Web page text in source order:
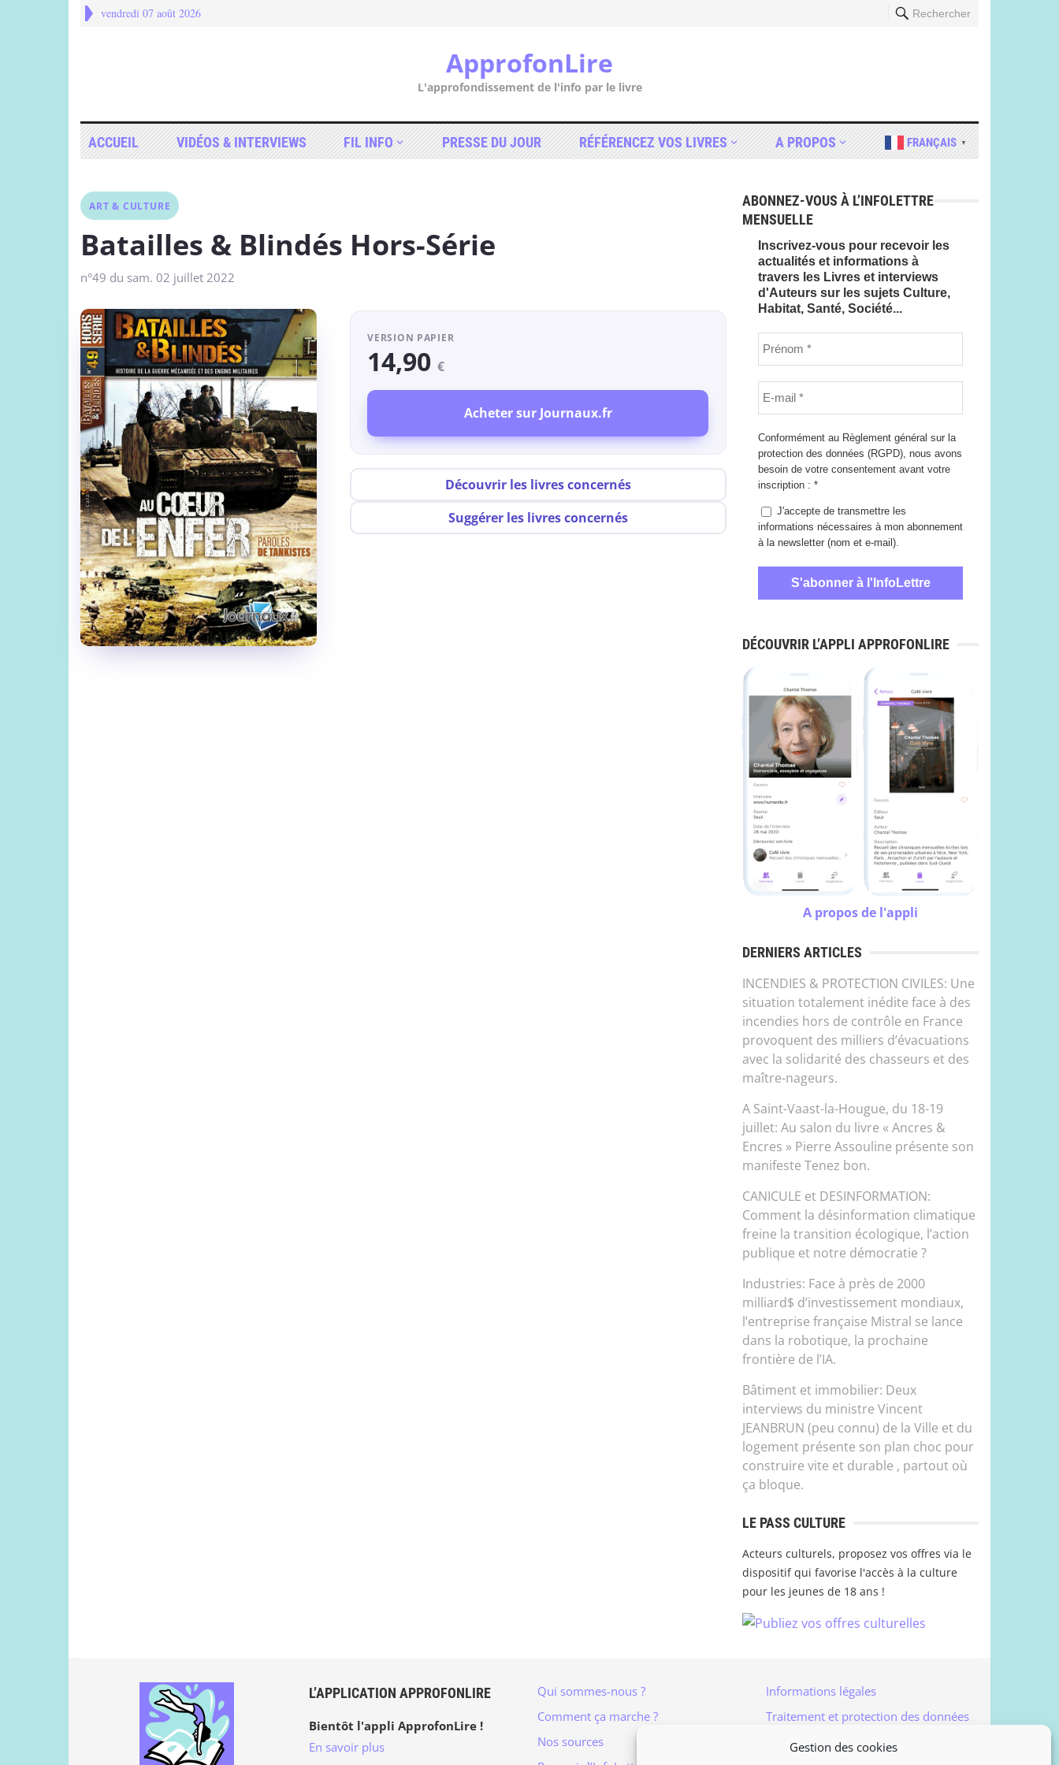
Gestion des cookies
vendredi 07 août 2026 Rechercher
ApprofonLire
L'approfondissement de l'info par le livre
ACCUEIL VIDÉOS & INTERVIEWS FIL INFO PRESSE DU JOUR RÉFÉRENCEZ VOS LIVRES A PROPOS FRANÇAIS ▼
ART & CULTURE
Batailles & Blindés Hors-Série
n°49 du sam. 02 juillet 2022
VERSION PAPIER
14,90€
Acheter sur Journaux.fr
Découvrir les livres concernés
Suggérer les livres concernés
ABONNEZ-VOUS À L’INFOLETTRE
MENSUELLE
Inscrivez-vous pour recevoir les
actualités et informations à
travers les Livres et interviews
d'Auteurs sur les sujets Culture,
Habitat, Santé, Société...
Conformément au Règlement général sur la
protection des données (RGPD), nous avons
besoin de votre consentement avant votre
inscription : *
J'accepte de transmettre les
informations nécessaires à mon abonnement
à la newsletter (nom et e-mail).
DÉCOUVRIR L’APPLI APPROFONLIRE
A propos de l'appli
DERNIERS ARTICLES
INCENDIES & PROTECTION CIVILES: Une
situation totalement inédite face à des
incendies hors de contrôle en France
provoquent des milliers d’évacuations
avec la solidarité des chasseurs et des
maître-nageurs.
A Saint-Vaast-la-Hougue, du 18-19
juillet: Au salon du livre « Ancres &
Encres » Pierre Assouline présente son
manifeste Tenez bon.
CANICULE et DESINFORMATION:
Comment la désinformation climatique
freine la transition écologique, l’action
publique et notre démocratie ?
Industries: Face à près de 2000
milliard$ d’investissement mondiaux,
l’entreprise française Mistral se lance
dans la robotique, la prochaine
frontière de l’IA.
Bâtiment et immobilier: Deux
interviews du ministre Vincent
JEANBRUN (peu connu) de la Ville et du
logement présente son plan choc pour
construire vite et durable , partout où
ça bloque.
LE PASS CULTURE
Acteurs culturels, proposez vos offres via le
dispositif qui favorise l'accès à la culture
pour les jeunes de 18 ans !
L’APPLICATION APPROFONLIRE
Bientôt l'appli ApprofonLire !
En savoir plus
Qui sommes-nous ?
Comment ça marche ?
Nos sources
Informations légales
Traitement et protection des données
Accès à vos données personnelles